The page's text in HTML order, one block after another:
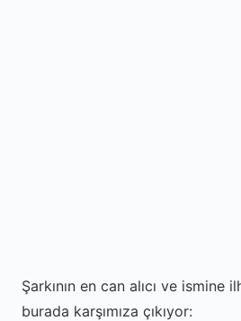
Şarkının en can alıcı ve ismine
burada karşımıza çıkıyor: